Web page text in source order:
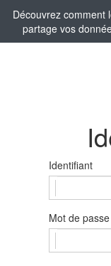
Découvrez comment
partage vos
Identifiant
Mot de passe